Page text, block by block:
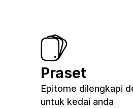
Praset
Epitome dilengkapi
untuk kedai anda